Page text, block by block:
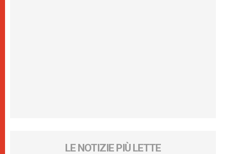
LE NOTIZIE PIÙ LETTE